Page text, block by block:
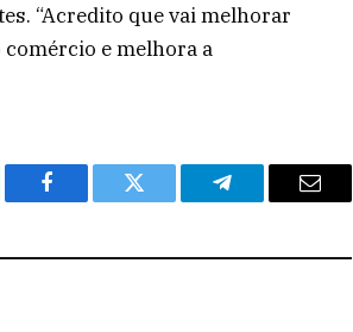
“Acredito que vai melhorar
comércio e melhora a
Facebook Twitter Telegram Email